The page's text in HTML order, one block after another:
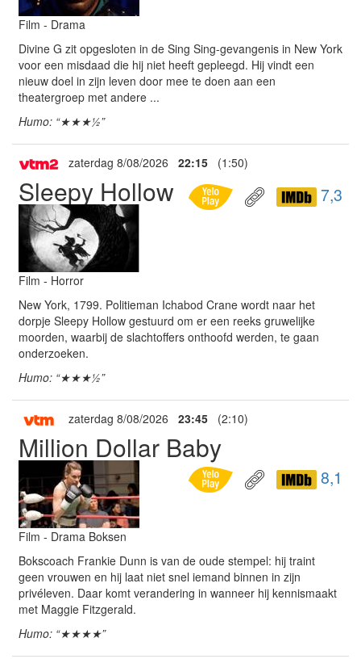
Film - Drama
Divine G zit opgesloten in de Sing Sing-gevangenis in New York
voor een misdaad die hij niet heeft gepleegd. Hij vindt een
nieuw doel in zijn leven door mee te doen aan een
theatergroep met andere ...
Humo: “★★★½”
zaterdag 8/08/2026 22:15 (1:50)
Sleepy Hollow 7,3
Film - Horror
New York, 1799. Politieman Ichabod Crane wordt naar het
dorpje Sleepy Hollow gestuurd om er een reeks gruwelijke
moorden, waarbij de slachtoffers onthoofd werden, te gaan
onderzoeken.
Humo: “★★★½”
zaterdag 8/08/2026 23:45 (2:10)
Million Dollar Baby
8,1
Film - Drama Boksen
Bokscoach Frankie Dunn is van de oude stempel: hij traint
geen vrouwen en hij laat niet snel iemand binnen in zijn
privéleven. Daar komt verandering in wanneer hij kennismaakt
met Maggie Fitzgerald.
Humo: “★★★★”